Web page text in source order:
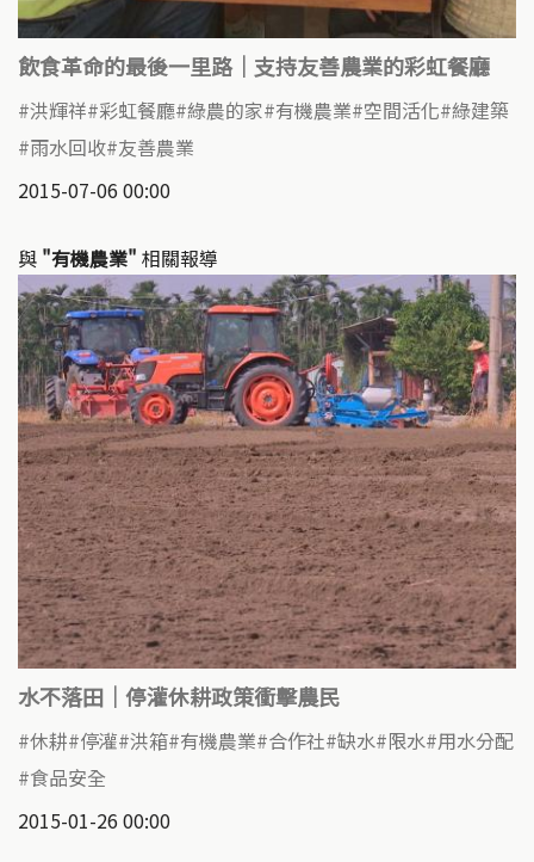
飲食革命的最後一里路｜支持友善農業的彩虹餐廳
洪輝祥 彩虹餐廳 綠農的家 有機農業 空間活化 綠建築
雨水回收 友善農業
2015-07-06 00:00
與 "有機農業" 相關報導
水不落田｜停灌休耕政策衝擊農民
休耕 停灌 洪箱 有機農業 合作社 缺水 限水 用水分配
食品安全
2015-01-26 00:00